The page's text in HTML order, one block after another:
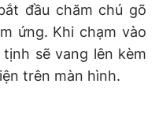
đầu chăm chú gõ
ứng. Khi chạm vào
sẽ vang lên kèm
trên màn hình.